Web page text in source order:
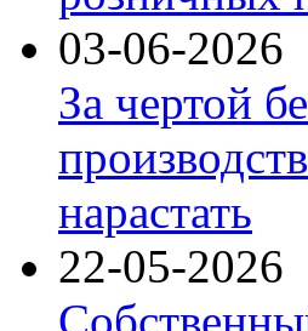
03-06-2026
За чертой
нарастать
22-05-2026